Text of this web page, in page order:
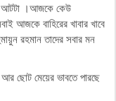
আটটা ।আজকে কেউ
আজকে বাহিরের খাবার খাবে
রহমান তাদের সবার মন
ছোট মেয়ের ভাবতে পারছে